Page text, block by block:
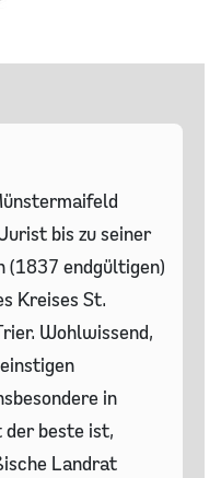
bis zu seiner
(1837 endgültigen)
Kreises St.
Wohlwissend,
in
beste ist,
Landrat